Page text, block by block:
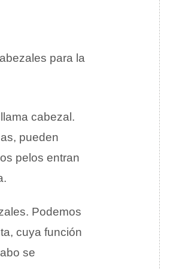
para la
cabezal.
pueden
pelos entran
Podemos
cuya función
se